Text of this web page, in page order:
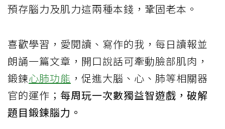
預存腦力及肌力這兩種本錢，鞏固老本。
喜歡學習，愛閱讀、寫作的我，每日讀報並
朗誦一篇文章，開口說話可牽動臉部肌肉，
鍛鍊心肺功能 ，促進大腦、心、肺等相關器
官的運作； 每周玩一次數獨益智遊戲，破解
題目鍛鍊腦力。